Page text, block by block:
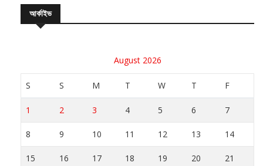
আর্কাইভ
August 2026
S S M T W T F
1 2 3 4 5 6 7
8 9 10 11 12 13 14
15 16 17 18 19 20 21